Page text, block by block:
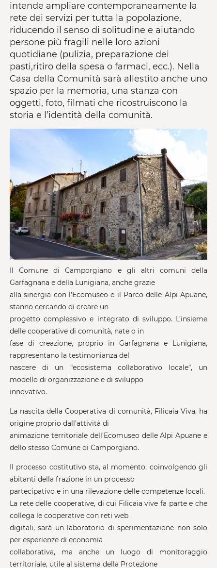
intende ampliare contemporaneamente la
rete dei servizi per tutta la popolazione,
riducendo il senso di solitudine e aiutando
persone più fragili nelle loro azioni
quotidiane (pulizia, preparazione dei
pasti,ritiro della spesa o farmaci, ecc.). Nella
Casa della Comunità sarà allestito anche uno
spazio per la memoria, una stanza con
oggetti, foto, filmati che ricostruiscono la
storia e l’identità della comunità.
Il Comune di Camporgiano e gli altri comuni della
Garfagnana e della Lunigiana, anche grazie
alla sinergia con l’Ecomuseo e il Parco delle Alpi Apuane,
stanno cercando di creare un
progetto complessivo e integrato di sviluppo. L’insieme
delle cooperative di comunità, nate o in
fase di creazione, proprio in Garfagnana e Lunigiana,
rappresentano la testimonianza del
nascere di un “ecosistema collaborativo locale”, un
modello di organizzazione e di sviluppo
innovativo.
La nascita della Cooperativa di comunità, Filicaia Viva, ha
origine proprio dall’attività di
animazione territoriale dell’Ecomuseo delle Alpi Apuane e
dello stesso Comune di Camporgiano.
Il processo costitutivo sta, al momento, coinvolgendo gli
abitanti della frazione in un processo
partecipativo e in una rilevazione delle competenze locali.
La rete delle cooperative, di cui Filicaia vive fa parte e che
collega le cooperative con reti web
digitali, sarà un laboratorio di sperimentazione non solo
per esperienze di economia
collaborativa, ma anche un luogo di monitoraggio
territoriale, utile al sistema della Protezione